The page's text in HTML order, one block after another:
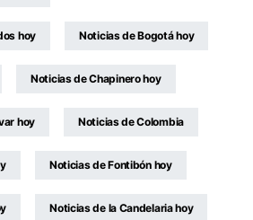
hoy Noticias de Bogotá hoy
Noticias de Chapinero hoy
hoy Noticias de Colombia
Noticias de Fontibón hoy
Noticias de la Candelaria hoy